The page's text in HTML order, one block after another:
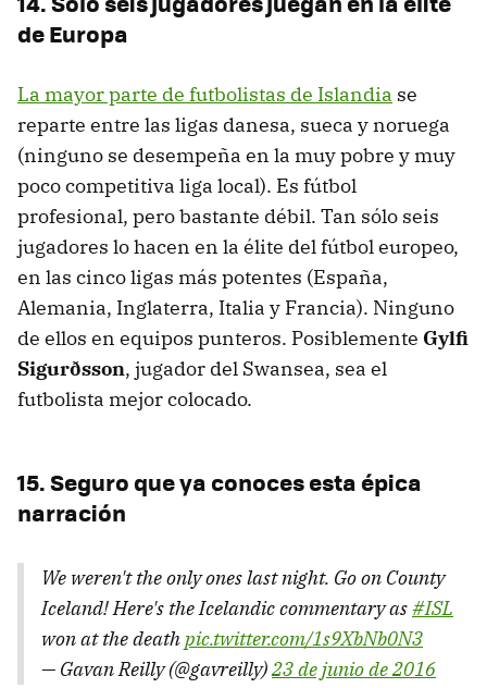
de Europa
La mayor parte de futbolistas de Islandia se
reparte entre las ligas danesa, sueca y noruega
(ninguno se desempeña en la muy pobre y muy
poco competitiva liga local). Es fútbol
profesional, pero bastante débil. Tan sólo seis
jugadores lo hacen en la élite del fútbol europeo,
en las cinco ligas más potentes (España,
Alemania, Inglaterra, Italia y Francia). Ninguno
de ellos en equipos punteros. Posiblemente Gylfi
Sigurðsson, jugador del Swansea, sea el
futbolista mejor colocado.
15. Seguro que ya conoces esta épica
narración
We weren't the only ones last night. Go on County
Iceland! Here's the Icelandic commentary as#ISL
won at the deathpic.twitter.com/1s9XbNb0N3
— Gavan Reilly (@gavreilly)23 de junio de 2016